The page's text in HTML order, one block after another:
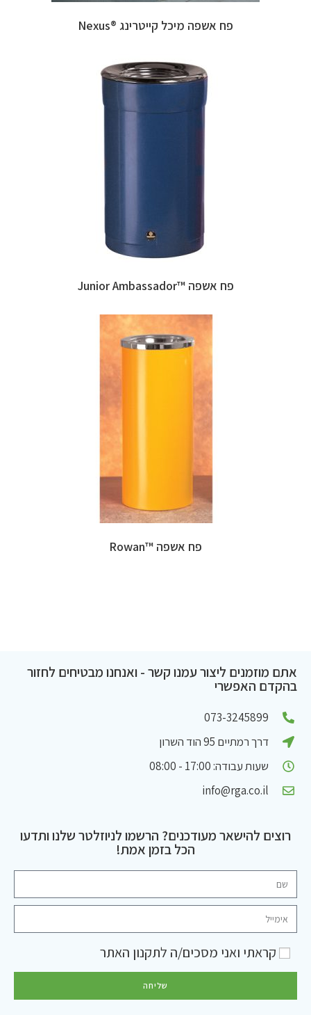
פח אשפה מיכל קייטרינג ®Nexus
פח אשפה ™Junior Ambassador
פח אשפה ™Rowan
אתם מוזמנים ליצור עמנו קשר - ואנחנו מבטיחים לחזור
בהקדם האפשרי
073-3245899
דרך רמתיים 95 הוד השרון
שעות עבודה: 17:00 - 08:00
info@rga.co.il
רוצים להישאר מעודכנים? הרשמו לניוזלטר שלנו ותדעו
הכל בזמן אמת!
קראתי ואני מסכים/ה לתקנון האתר
שליחה